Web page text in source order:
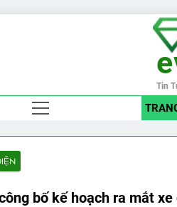
Tin
bố kế hoạch ra mắt